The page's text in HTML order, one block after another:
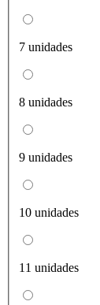
7 unidades
8 unidades
9 unidades
10 unidades
11 unidades